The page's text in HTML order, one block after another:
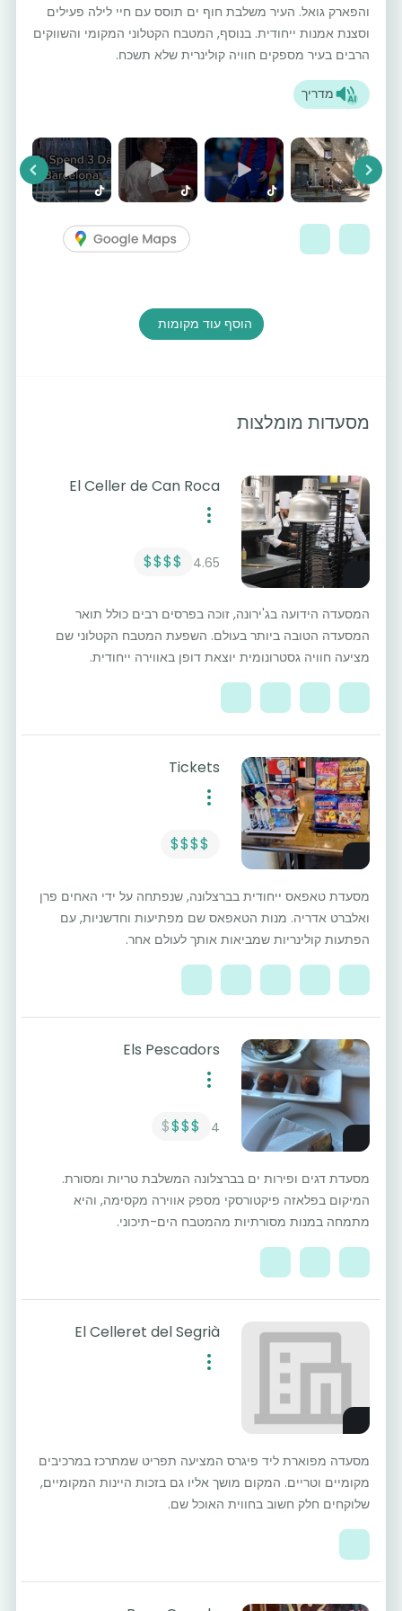
והפארק גואל. העיר משלבת חוף ים תוסס עם חיי לילה פעילים
וסצנת אמנות ייחודית. בנוסף, המטבח הקטלוני המקומי והשווקים
הרבים בעיר מספקים חוויה קולינרית שלא תשכח.
מדריך
Next
הוסף עוד מקומות
מסעדות מומלצות
El Celler de Can Roca
4.65
$$$$
המסעדה הידועה בג'ירונה, זוכה בפרסים רבים כולל תואר
המסעדה הטובה ביותר בעולם. השפעת המטבח הקטלוני שם
מציעה חוויה גסטרונומית יוצאת דופן באווירה ייחודית.
Tickets
$$$$
מסעדת טאפאס ייחודית בברצלונה, שנפתחה על ידי האחים פרן
ואלברט אדריה. מנות הטאפאס שם מפתיעות וחדשניות, עם
הפתעות קולינריות שמביאות אותך לעולם אחר.
Els Pescadors
4
$$$
$
מסעדת דגים ופירות ים בברצלונה המשלבת טריות ומסורת.
המיקום בפלאזה פיקטורסקי מספק אווירה מקסימה, והיא
מתמחה במנות מסורתיות מהמטבח הים-תיכוני.
El Celleret del Segrià
מסעדה מפוארת ליד פיגרס המציעה תפריט שמתרכז במרכיבים
מקומיים וטריים. המקום מושך אליו גם בזכות היינות המקומיים,
שלוקחים חלק חשוב בחווית האוכל שם.